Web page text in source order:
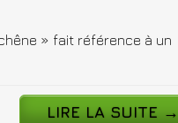
» fait référence à un
LIRE LA SUITE →